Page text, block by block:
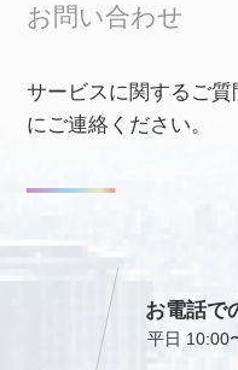
お問い合わせ
サービスに関するご
にご連絡ください。
お電話で
平日 10:00